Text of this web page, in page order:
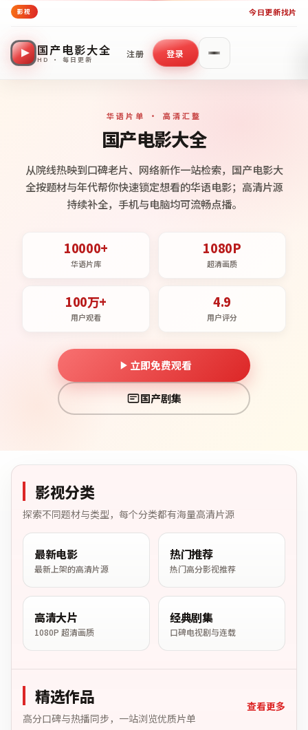
影视 今日更新找片
国产电影大全
HD · 每日更新
注册 登录
华语片单 · 高清汇整
国产电影大全
从院线热映到口碑老片、网络新作一站检索，国产电影大
全按题材与年代帮你快速锁定想看的华语电影；高清片源
持续补全，手机与电脑均可流畅点播。
10000+
华语片库
1080P
超清画质
100万+
用户观看
4.9
用户评分
立即免费观看
国产剧集
影视分类
探索不同题材与类型，每个分类都有海量高清片源
最新电影
最新上架的高清片源
热门推荐
热门高分影视推荐
高清大片
1080P 超清画质
经典剧集
口碑电视剧与连载
精选作品
高分口碑与热播同步，一站浏览优质片单
查看更多